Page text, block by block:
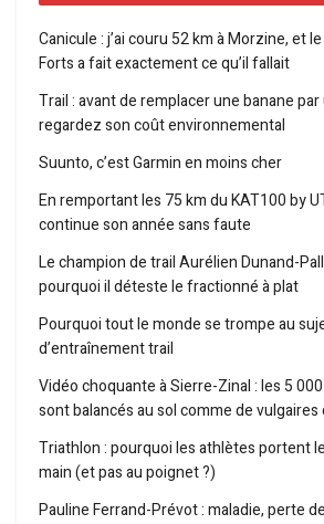
Canicule : j’ai couru 52 km à Morzine, et
Forts a fait exactement ce qu’il fallait
Trail : avant de remplacer une banane
regardez son coût environnemental
Suunto, c’est Garmin en moins cher
En remportant les 75 km du KAT100 by
continue son année sans faute
Le champion de trail Aurélien Dunand-
pourquoi il déteste le fractionné à plat
Pourquoi tout le monde se trompe au
d’entraînement trail
Vidéo choquante à Sierre-Zinal : les 5
sont balancés au sol comme de vulgaires
Triathlon : pourquoi les athlètes portent
main (et pas au poignet ?)
Pauline Ferrand-Prévot : maladie, perte